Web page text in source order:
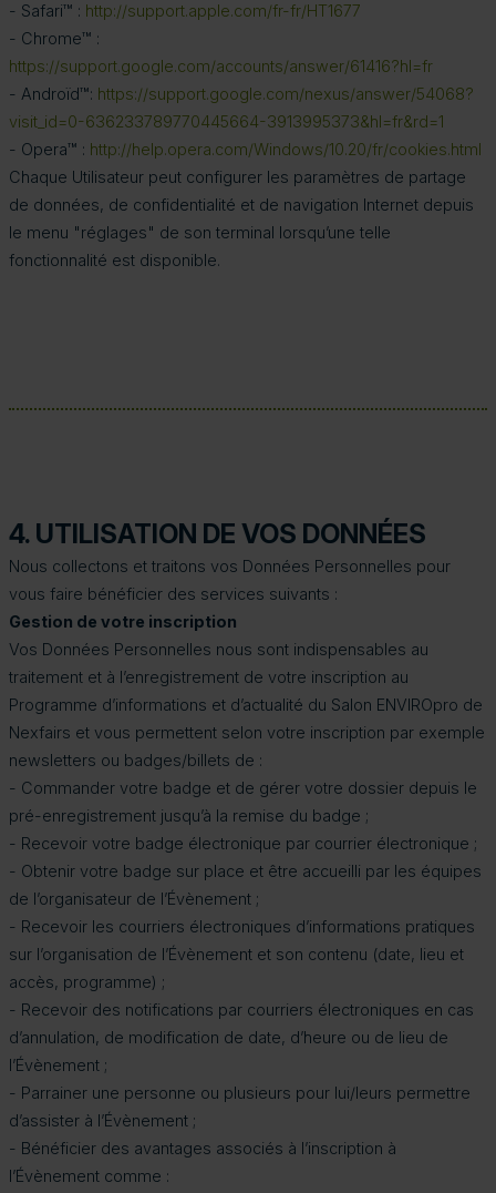
- Safari™ : http://support.apple.com/fr-fr/HT1677
- Chrome™ :
https://support.google.com/accounts/answer/61416?hl=fr
- Androïd™: https://support.google.com/nexus/answer/54068?
visit_id=0-636233789770445664-3913995373&hl=fr&rd=1
- Opera™ : http://help.opera.com/Windows/10.20/fr/cookies.html
Chaque Utilisateur peut configurer les paramètres de partage
de données, de confidentialité et de navigation Internet depuis
le menu "réglages" de son terminal lorsqu’une telle
fonctionnalité est disponible.
4. UTILISATION DE VOS DONNÉES
Nous collectons et traitons vos Données Personnelles pour
vous faire bénéficier des services suivants :
Gestion de votre inscription
Vos Données Personnelles nous sont indispensables au
traitement et à l’enregistrement de votre inscription au
Programme d’informations et d’actualité du Salon ENVIROpro de
Nexfairs et vous permettent selon votre inscription par exemple
newsletters ou badges/billets de :
- Commander votre badge et de gérer votre dossier depuis le
pré-enregistrement jusqu’à la remise du badge ;
- Recevoir votre badge électronique par courrier électronique ;
- Obtenir votre badge sur place et être accueilli par les équipes
de l’organisateur de l’Évènement ;
- Recevoir les courriers électroniques d’informations pratiques
sur l’organisation de l’Évènement et son contenu (date, lieu et
accès, programme) ;
- Recevoir des notifications par courriers électroniques en cas
d’annulation, de modification de date, d’heure ou de lieu de
l’Évènement ;
- Parrainer une personne ou plusieurs pour lui/leurs permettre
d’assister à l’Évènement ;
- Bénéficier des avantages associés à l’inscription à
l’Évènement comme :